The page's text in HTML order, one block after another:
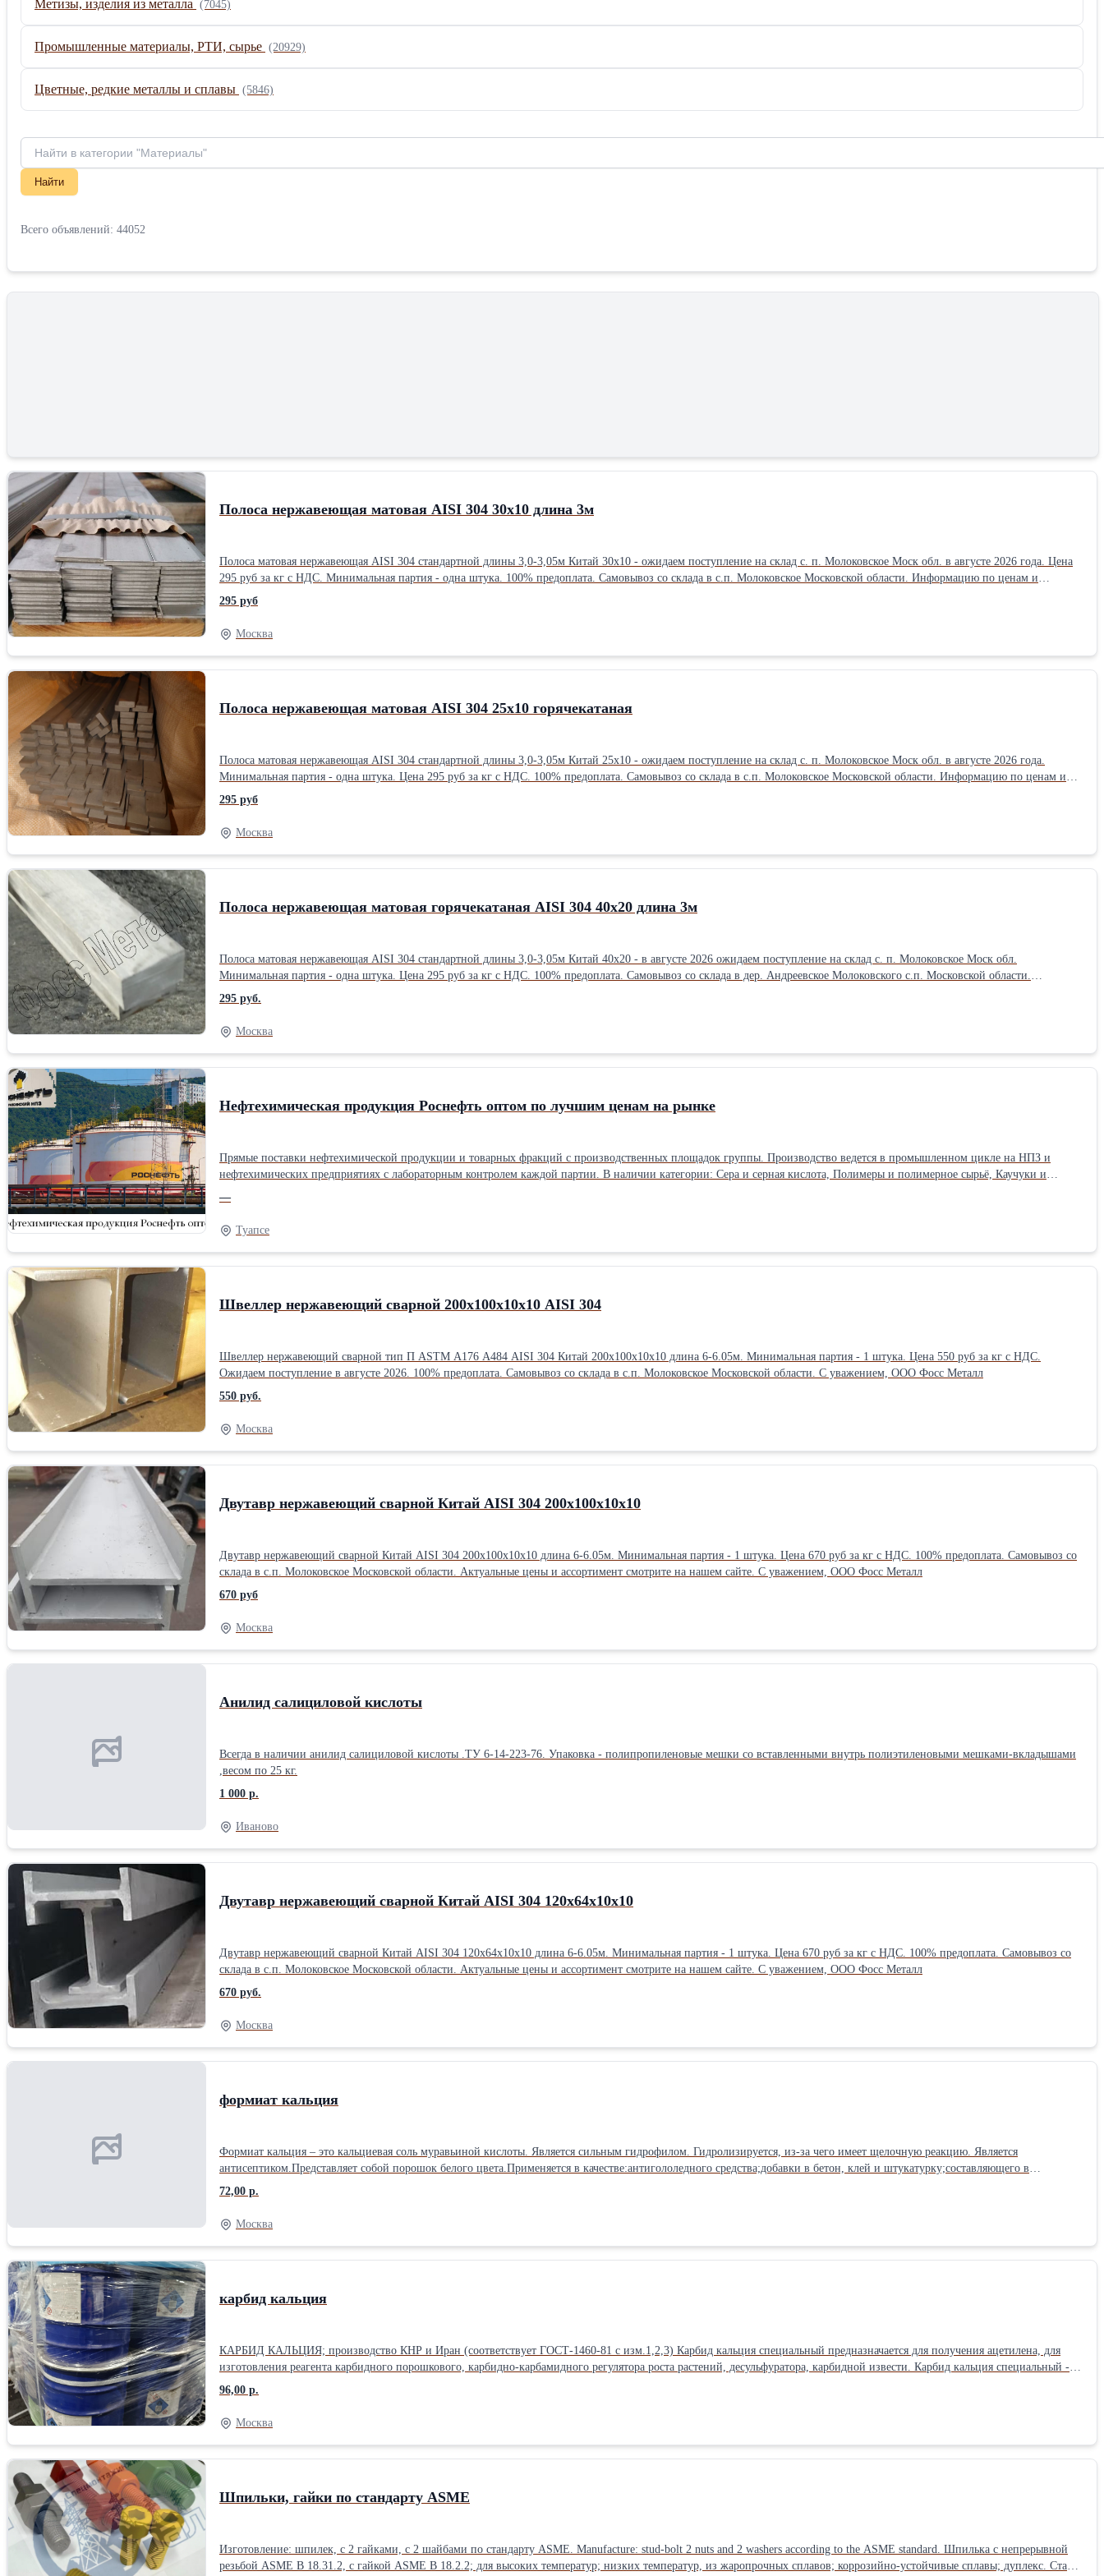
Метизы, изделия из металла (7045)
Промышленные материалы, РТИ, сырье (20929)
Цветные, редкие металлы и сплавы (5846)
Найти
Всего объявлений: 44052
Полоса нержавеющая матовая AISI 304 30х10 длина 3м
Полоса матовая нержавеющая AISI 304 стандартной длины 3,0-3,05м Китай 30х10 - ожидаем поступление на склад с. п. Молоковское Моск обл. в августе 2026 года. Цена
295 руб за кг с НДС. Минимальная партия - одна штука. 100% предоплата. Самовывоз со склада в с.п. Молоковское Московской области. Информацию по ценам и
295 руб
Москва
Полоса нержавеющая матовая AISI 304 25х10 горячекатаная
Полоса матовая нержавеющая AISI 304 стандартной длины 3,0-3,05м Китай 25х10 - ожидаем поступление на склад с. п. Молоковское Моск обл. в августе 2026 года.
Минимальная партия - одна штука. Цена 295 руб за кг с НДС. 100% предоплата. Самовывоз со склада в с.п. Молоковское Московской области. Информацию по ценам и
295 руб
Москва
Полоса нержавеющая матовая горячекатаная AISI 304 40х20 длина 3м
Полоса матовая нержавеющая AISI 304 стандартной длины 3,0-3,05м Китай 40х20 - в августе 2026 ожидаем поступление на склад с. п. Молоковское Моск обл.
Минимальная партия - одна штука. Цена 295 руб за кг с НДС. 100% предоплата. Самовывоз со склада в дер. Андреевское Молоковского с.п. Московской области.
295 руб.
Москва
Нефтехимическая продукция Роснефть оптом по лучшим ценам на рынке
Прямые поставки нефтехимической продукции и товарных фракций с производственных площадок группы. Производство ведется в промышленном цикле на НПЗ и
нефтехимических предприятиях с лабораторным контролем каждой партии. В наличии категории: Сера и серная кислота, Полимеры и полимерное сырьё, Каучуки и
ANHK, BBF marka B BASHNEFT UFANEFTEKHIM. Минимальная партия - 200 тонн. География продаж: Россия, СНГ, зарубежье. Нефтехимическая продукция Роснефть
оптом по лучшим ценам на рынке.
—
Туапсе
Швеллер нержавеющий сварной 200х100х10х10 AISI 304
Швеллер нержавеющий сварной тип П ASTM A176 A484 AISI 304 Китай 200х100х10х10 длина 6-6.05м. Минимальная партия - 1 штука. Цена 550 руб за кг с НДС.
Ожидаем поступление в августе 2026. 100% предоплата. Самовывоз со склада в с.п. Молоковское Московской области. С уважением, ООО Фосс Металл
550 руб.
Москва
Двутавр нержавеющий сварной Китай AISI 304 200х100х10х10
Двутавр нержавеющий сварной Китай AISI 304 200х100х10х10 длина 6-6.05м. Минимальная партия - 1 штука. Цена 670 руб за кг с НДС. 100% предоплата. Самовывоз со
склада в с.п. Молоковское Московской области. Актуальные цены и ассортимент смотрите на нашем сайте. С уважением, ООО Фосс Металл
670 руб
Москва
Анилид салициловой кислоты
Всегда в наличии анилид салициловой кислоты .ТУ 6-14-223-76. Упаковка - полипропиленовые мешки со вставленными внутрь полиэтиленовыми мешками-вкладышами
,весом по 25 кг.
1 000 р.
Иваново
Двутавр нержавеющий сварной Китай AISI 304 120х64х10х10
Двутавр нержавеющий сварной Китай AISI 304 120х64х10х10 длина 6-6.05м. Минимальная партия - 1 штука. Цена 670 руб за кг с НДС. 100% предоплата. Самовывоз со
склада в с.п. Молоковское Московской области. Актуальные цены и ассортимент смотрите на нашем сайте. С уважением, ООО Фосс Металл
670 руб.
Москва
формиат кальция
Формиат кальция – это кальциевая соль муравьиной кислоты. Является сильным гидрофилом. Гидролизируется, из-за чего имеет щелочную реакцию. Является
антисептиком.Представляет собой порошок белого цвета.Применяется в качестве:антигололедного средства;добавки в бетон, клей и штукатурку;составляющего в
специальных буровых растворах;
72,00 р.
Москва
карбид кальция
КАРБИД КАЛЬЦИЯ; производство КНР и Иран (соответствует ГОСТ-1460-81 с изм.1,2,3) Карбид кальция специальный предназначается для получения ацетилена, для
изготовления реагента карбидного порошкового, карбидно-карбамидного регулятора роста растений, десульфуратора, карбидной извести. Карбид кальция специальный -
вещество, прошедшее промышленную переработку с использованием некондиционного сырья и отходов (кристаллических известняков, высокозольного сланцевого и
доменного кокса и других) и используемое как промежуточный продукт в технологических процессах.
96,00 р.
Москва
Шпильки, гайки по стандарту ASME
Изготовление: шпилек, с 2 гайками, с 2 шайбами по стандарту ASME. Manufacture: stud-bolt 2 nuts and 2 washers according to the ASME standard. Шпилька с непрерывной
резьбой ASME В 18.31.2, с гайкой ASME B 18.2.2; для высоких температур; низких температур, из жаропрочных сплавов; коррозийно-устойчивые сплавы; дуплекс. Сталь: